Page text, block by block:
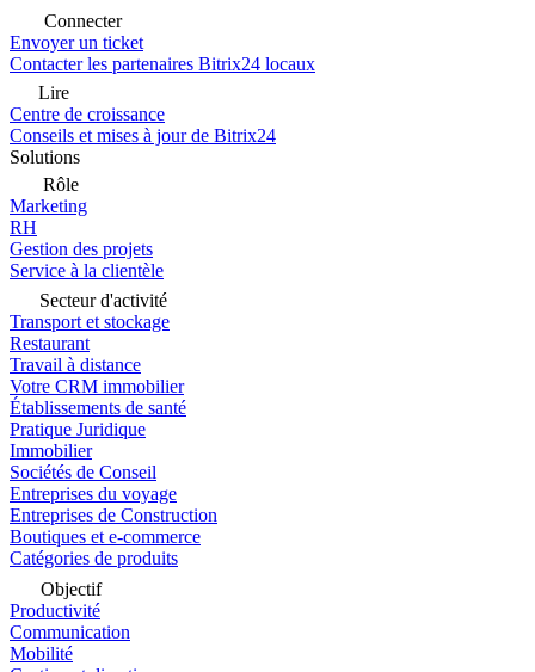
Connecter
Envoyer un ticket
Contacter les partenaires Bitrix24 locaux
Lire
Centre de croissance
Conseils et mises à jour de Bitrix24
Solutions
Rôle
Marketing
RH
Gestion des projets
Service à la clientèle
Secteur d'activité
Transport et stockage
Restaurant
Travail à distance
Votre CRM immobilier
Établissements de santé
Pratique Juridique
Immobilier
Sociétés de Conseil
Entreprises du voyage
Entreprises de Construction
Boutiques et e-commerce
Catégories de produits
Objectif
Productivité
Communication
Mobilité